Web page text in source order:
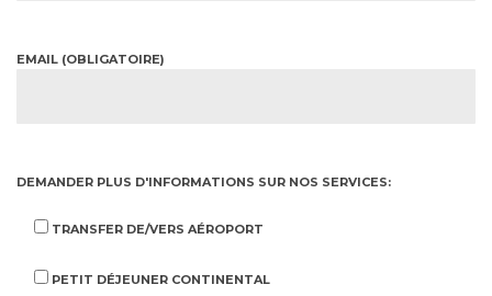
EMAIL (OBLIGATOIRE)
DEMANDER PLUS D'INFORMATIONS SUR NOS SERVICES:
TRANSFER DE/VERS AÉROPORT
PETIT DÉJEUNER CONTINENTAL